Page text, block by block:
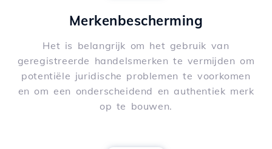
Merkenbescherming
Het is belangrijk om het gebruik van
geregistreerde handelsmerken te vermijden om
potentiële juridische problemen te voorkomen
en om een onderscheidend en authentiek merk
op te bouwen.